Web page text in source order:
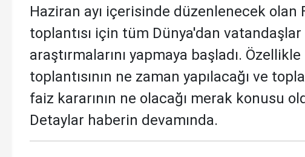
Haziran ayı içerisinde düzenlenecek olan
toplantısı için tüm Dünya'dan vatandaşlar
araştırmalarını yapmaya başladı. Özellikle
toplantısının ne zaman yapılacağı ve
faiz kararının ne olacağı merak konusu
Detaylar haberin devamında.